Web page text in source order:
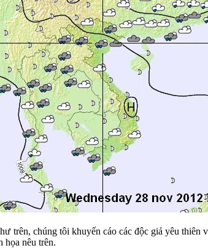
trên, chúng tôi khuyến cáo các độc giả yêu thiên
họa nêu trên.